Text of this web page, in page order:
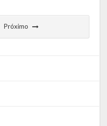
Próximo